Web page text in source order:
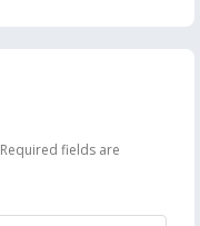
Required fields are